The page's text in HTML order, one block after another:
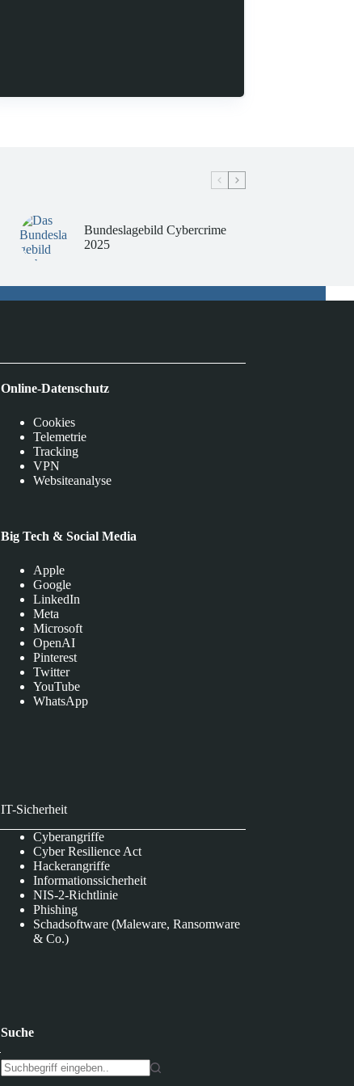
Bundeslagebild Cybercrime
2025
Online-Datenschutz
Cookies
Telemetrie
Tracking
VPN
Websiteanalyse
Big Tech & Social Media
Apple
Google
LinkedIn
Meta
Microsoft
OpenAI
Pinterest
Twitter
YouTube
WhatsApp
IT-Sicherheit
Cyberangriffe
Cyber Resilience Act
Hackerangriffe
Informationssicherheit
NIS-2-Richtlinie
Phishing
Schadsoftware (Maleware, Ransomware
& Co.)
Suche